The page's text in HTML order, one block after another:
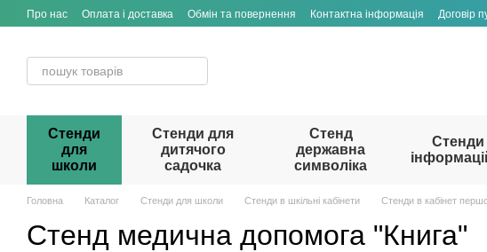
Перейти до основного контенту
Про нас Оплата і доставка Обмін та повернення Контактна інформація Договір
Стенди
для
школи
Стенди для
дитячого
садочка
Стенд
державна
символіка
Стенди
Головна Каталог Стенди для школи Стенди в шкільні кабінети Стенди в кабінет
Стенд медична допомога "Книга"